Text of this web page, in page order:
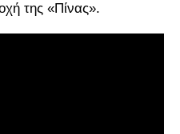
της «Πίνας».